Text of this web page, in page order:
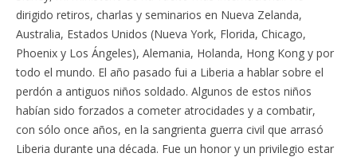
dirigido retiros, charlas y seminarios en Nueva Zelanda,
Australia, Estados Unidos (Nueva York, Florida, Chicago,
Phoenix y Los Ángeles), Alemania, Holanda, Hong Kong y por
todo el mundo. El año pasado fui a Liberia a hablar sobre el
perdón a antiguos niños soldado. Algunos de estos niños
habían sido forzados a cometer atrocidades y a combatir,
con sólo once años, en la sangrienta guerra civil que arrasó
Liberia durante una década. Fue un honor y un privilegio estar